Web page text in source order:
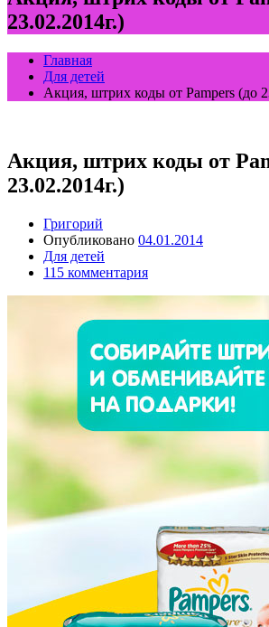
23.02.2014г.)
Главная
Для детей
Акция, штрих коды от Pampers (до
Акция, штрих коды от
23.02.2014г.)
Григорий
Опубликовано 04.01.2014
Для детей
115 комментария